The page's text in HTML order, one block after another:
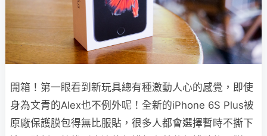
開箱！第一眼看到新玩具總有種激動人心的感覺，即使
身為文青的Alex也不例外呢！全新的iPhone 6S Plus被
原廠保護膜包得無比服貼，很多人都會選擇暫時不撕下